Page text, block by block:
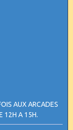
AUX ARCADES
12H A 15H.